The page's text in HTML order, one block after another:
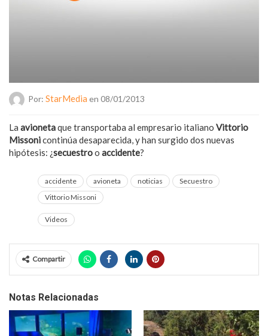
Por: StarMedia en 08/01/2013
La avionetaque transportaba al empresario italiano Vittorio
Missonicontinúa desaparecida, y han surgido dos nuevas
hipótesis: ¿secuestroo accidente?
accidente avioneta noticias
Secuestro
Vittorio Missoni
Videos
Compartir
Notas Relacionadas